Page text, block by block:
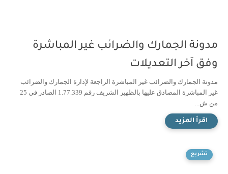
مدونة الجمارك والضرائب غير المباشرة
وفق آخر التعديلات
مدونة الجمارك والضرائب غير المباشرة الراجعة لإدارة الجمارك والضرائب
غير المباشرة المصادق عليها بالظهير الشريف رقم 1.77.339 الصادر في 25
من ش...
تشريع